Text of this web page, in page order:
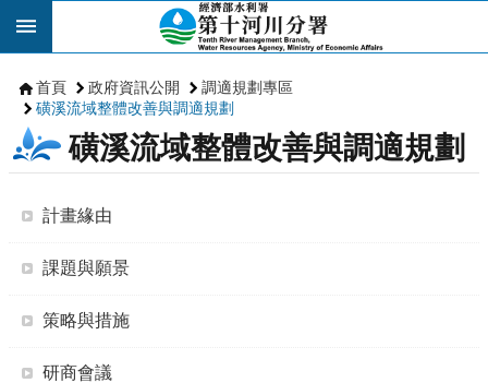
跳到主要內容區塊
首頁 政府資訊公開
調適規劃專區
磺溪流域整體改善與調適規劃
磺溪流域整體改善與調適規劃
計畫緣由
課題與願景
策略與措施
研商會議